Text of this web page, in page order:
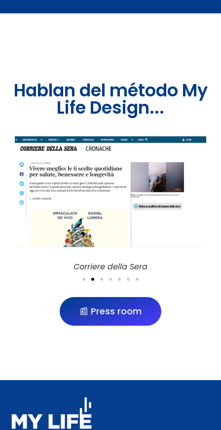
Hablan del método My
Life Design...
Corriere della Sera
📰 Press room